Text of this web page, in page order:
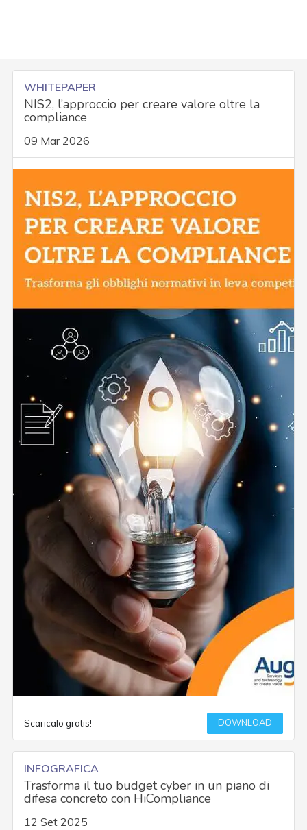
WHITEPAPER
NIS2, l’approccio per creare valore oltre la
compliance
09 Mar 2026
Scaricalo gratis! DOWNLOAD
INFOGRAFICA
Trasforma il tuo budget cyber in un piano di
difesa concreto con HiCompliance
12 Set 2025